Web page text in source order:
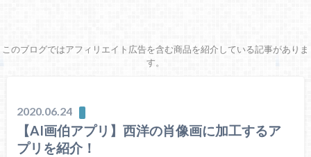
このブログではアフィリエイト広告を含む商品を紹介している記事がありま
す。
2020.06.24
【AI画伯アプリ】西洋の肖像画に加工するア
プリを紹介！